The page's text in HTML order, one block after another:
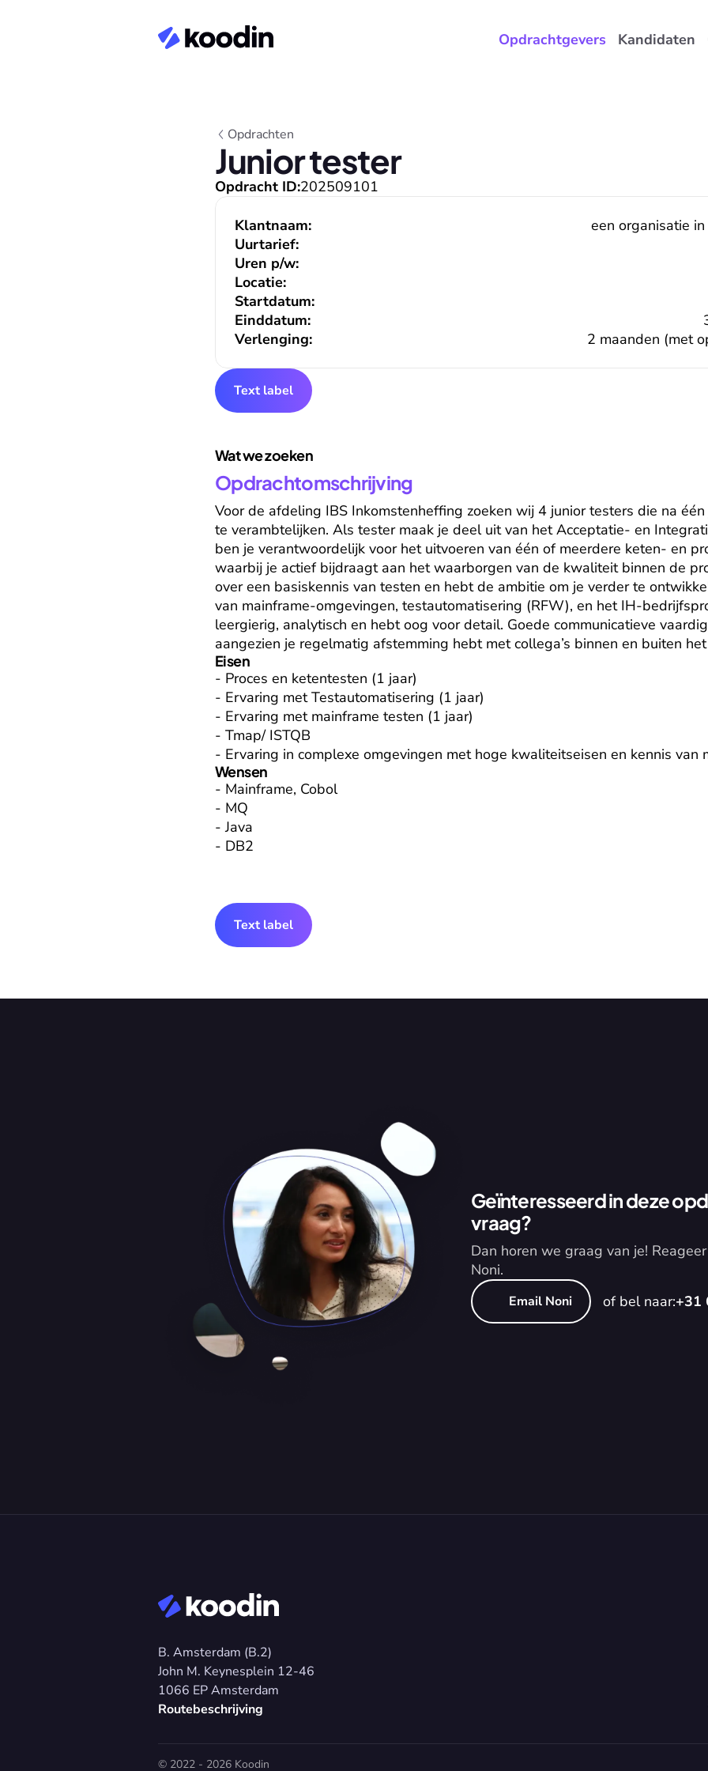
Opdrachtgevers Kandidaten
Opdrachten
Junior tester
Opdracht ID:202509101
Startdatum:
Einddatum:
Verlenging:
2 maanden (met
Klantnaam:
een organisatie
Uurtarief:
Uren p/w:
Locatie:
Text label
Wat we zoeken
Opdrachtomschrijving
Voor de afdeling IBS Inkomstenheffing zoeken wij 4 junior testers die na
te verambtelijken. Als tester maak je deel uit van het Acceptatie- en
ben je verantwoordelijk voor het uitvoeren van één of meerdere keten- en
waarbij je actief bijdraagt aan het waarborgen van de kwaliteit binnen de
over een basiskennis van testen en hebt de ambitie om je verder te
van mainframe-omgevingen, testautomatisering (RFW), en het IH-
leergierig, analytisch en hebt oog voor detail. Goede communicatieve
aangezien je regelmatig afstemming hebt met collega’s binnen en buiten
Eisen
- Proces en ketentesten (1 jaar)
- Ervaring met Testautomatisering (1 jaar)
- Ervaring met mainframe testen (1 jaar)
- Tmap/ ISTQB
- Ervaring in complexe omgevingen met hoge kwaliteitseisen en kennis van
Wensen
- Mainframe, Cobol
- MQ
- Java
- DB2
Text label
Geïnteresseerd in deze
vraag?
Dan horen we graag van je!
Noni.
Email Noni of bel naar:+31
B. Amsterdam (B.2)
John M. Keynesplein 12-46
1066 EP Amsterdam
Routebeschrijving
© 2022 - 2026 Koodin